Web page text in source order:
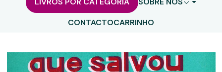
CONTACTOCARRINHO